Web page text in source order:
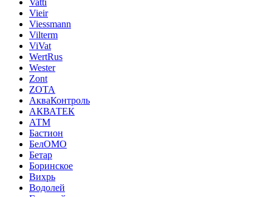
Vatti
Vieir
Viessmann
Vilterm
ViVat
WertRus
Wester
Zont
ZOTA
АкваКонтроль
АКВАТЕК
АТМ
Бастион
БелОМО
Бетар
Боринское
Вихрь
Водолей